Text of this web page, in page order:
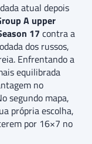
atual depois
A upper
17 contra a
dos russos,
Enfrentando a
equilibrada
no
segundo mapa,
própria escolha,
por 16×7 no